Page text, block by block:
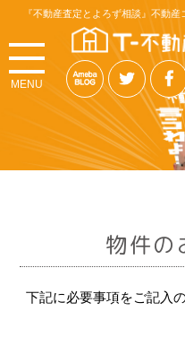
『不動産査定とよろず相談』不動
MENU
物件の
下記に必要事項をご記入